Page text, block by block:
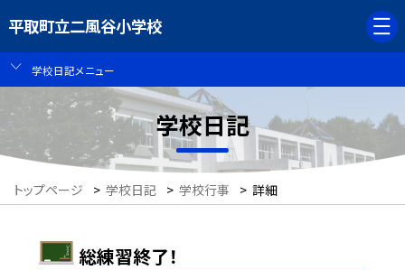
平取町立二風谷小学校
学校日記メニュー
学校日記
トップページ > 学校日記 > 学校行事 > 詳細
総練習終了！